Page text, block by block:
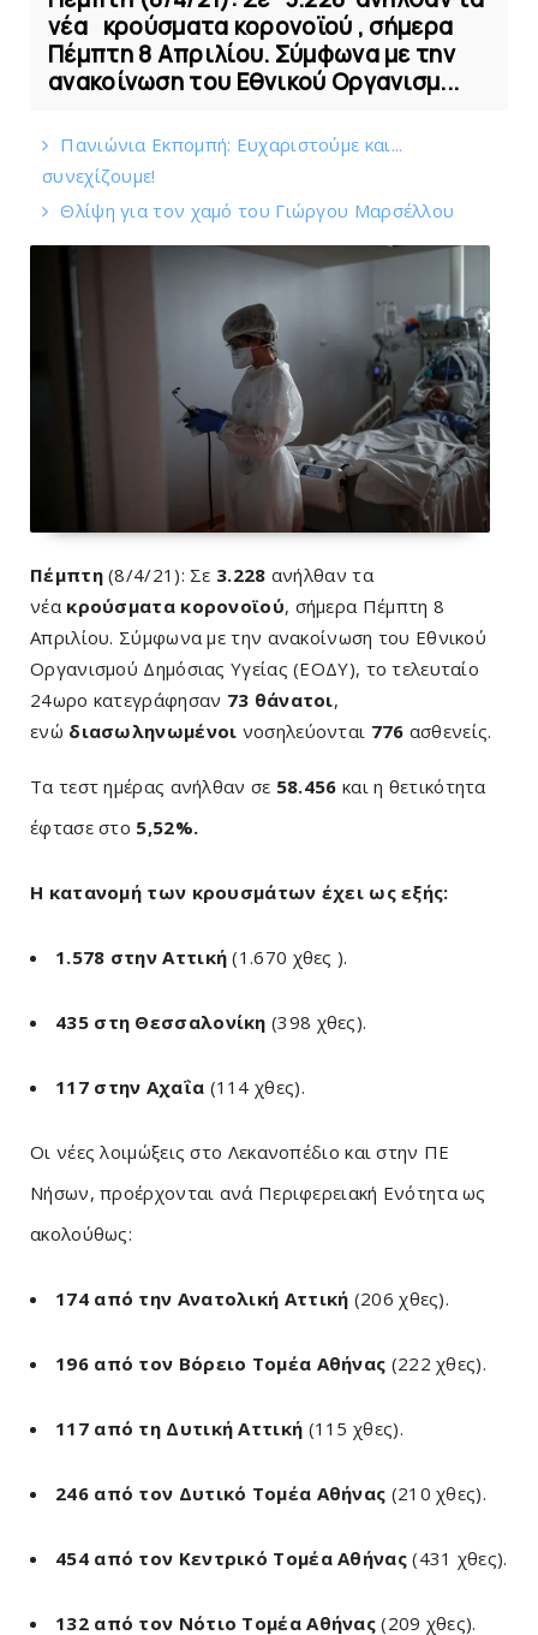
νέα κρούσματα κορονοϊού , σήμερα
Πέμπτη 8 Απριλίου. Σύμφωνα με την
ανακοίνωση του Εθνικού Οργανισμ...
Πανιώνια Εκπομπή: Eυχαριστούμε και...
συνεχίζουμε!
Θλίψη για τον χαμό του Γιώργου Mαρσέλλου
Πέμπτη(8/4/21): Σε 3.228 ανήλθαν τα
νέα κρούσματα κορονοϊού, σήμερα Πέμπτη 8
Απριλίου. Σύμφωνα με την ανακοίνωση του Εθνικού
Οργανισμού Δημόσιας Υγείας (ΕΟΔΥ), το τελευταίο
24ωρο κατεγράφησαν 73 θάνατοι,
ενώ διασωληνωμένοι νοσηλεύονται 776 ασθενείς.
Τα τεστ ημέρας ανήλθαν σε 58.456 και η θετικότητα
έφτασε στο 5,52%.
Η κατανομή των κρουσμάτων έχει ως εξής:
1.578 στην Αττική (1.670 χθες ).
435 στη Θεσσαλονίκη (398 χθες).
117 στην Αχαΐα (114 χθες).
Οι νέες λοιμώξεις στο Λεκανοπέδιο και στην ΠΕ
Νήσων, προέρχονται ανά Περιφερειακή Ενότητα ως
ακολούθως:
174 από την Ανατολική Αττική (206 χθες).
196 από τον Βόρειο Τομέα Αθήνας (222 χθες).
117 από τη Δυτική Αττική (115 χθες).
246 από τον Δυτικό Τομέα Αθήνας (210 χθες).
454 από τον Κεντρικό Τομέα Αθήνας(431 χθες).
132 από τον Νότιο Τομέα Αθήνας (209 χθες).